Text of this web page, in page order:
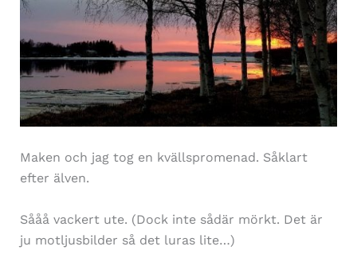
Maken och jag tog en kvällspromenad. Såklart
efter älven.
Sååå vackert ute. (Dock inte sådär mörkt. Det är
ju motljusbilder så det luras lite…)